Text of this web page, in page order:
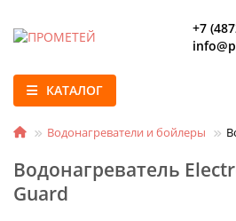
+7
КАТАЛОГ
Водонагреватели и бойлеры
Водонагреватель
Guard